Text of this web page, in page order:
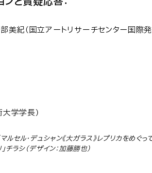
美紀（国立アートリサーチセンター国際
学学長）
マルセル・デュシャン《大ガラス》レプリカをめぐ
チラシ（デザイン：加藤勝也）